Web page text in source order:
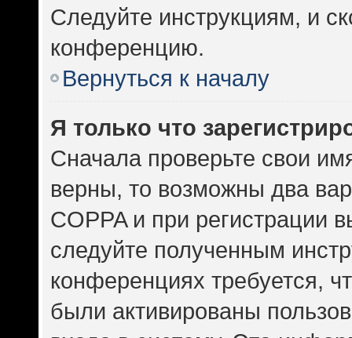
Следуйте инструкциям, и
конференцию.
Вернуться к началу
Я только что
Сначала проверьте свои
верны, то возможны два
COPPA и при регистрации
следуйте полученным
конференциях требуется,
были активированы